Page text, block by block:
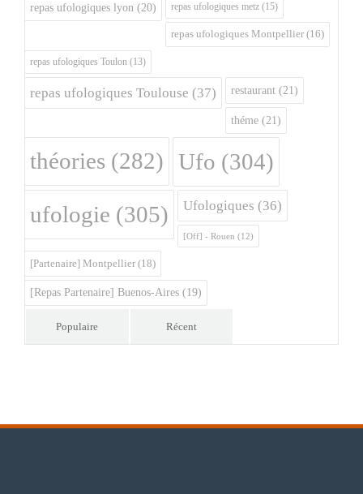
repas ufologiques lyon (20) repas ufologiques metz (15)
repas ufologiques Montpellier (16)
repas ufologiques Toulon (13)
repas ufologiques Toulouse (37) restaurant (21)
théme (21)
théories (282) Ufo (304)
ufologie (305) Ufologiques (36)
[Off] - Rouen (12)
[Partenaire] Montpellier (18)
[Repas Partenaire] Buenos-Aires (19)
Populaire Récent